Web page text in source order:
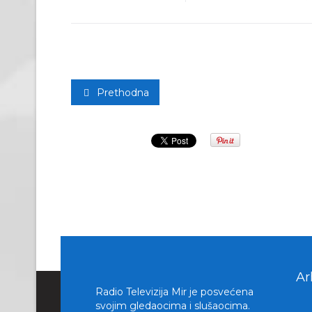
Prethodna
Radio Televizija Mir je posvećena
svojim gledaocima i slušaocima.